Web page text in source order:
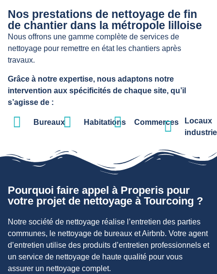
Nos prestations de nettoyage de fin
de chantier dans la métropole lilloise
Nous offrons une gamme complète de services de
nettoyage pour remettre en état les chantiers après
travaux.
Grâce à notre expertise, nous adaptons notre
intervention aux spécificités de chaque site, qu’il
s’agisse de :
Bureaux Habitations Commerces
Locaux
Pourquoi faire appel à Properis pour
votre projet de nettoyage à Tourcoing ?
Notre société de nettoyage réalise l’entretien des parties
communes, le nettoyage de bureaux et Airbnb. Votre agent
d’entretien utilise des produits d’entretien professionnels et
un service de nettoyage de haute qualité pour vous
assurer un nettoyage complet.